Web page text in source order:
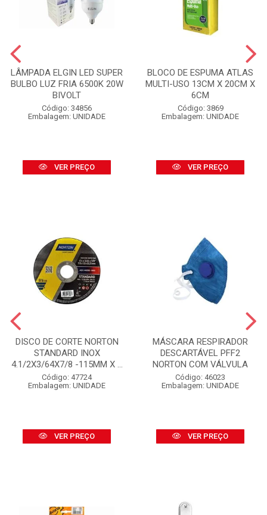
LÂMPADA ELGIN LED SUPER
BULBO LUZ FRIA 6500K 20W
BIVOLT
Código: 34856
Embalagem: UNIDADE
VER PREÇO
BLOCO DE ESPUMA ATLAS
MULTI-USO 13CM X 20CM X
6CM
Código: 3869
Embalagem: UNIDADE
VER PREÇO
DISCO DE CORTE NORTON
STANDARD INOX
4.1/2X3/64X7/8 -115MM X ...
Código: 47724
Embalagem: UNIDADE
VER PREÇO
MÁSCARA RESPIRADOR
DESCARTÁVEL PFF2
NORTON COM VÁLVULA
Código: 46023
Embalagem: UNIDADE
VER PREÇO